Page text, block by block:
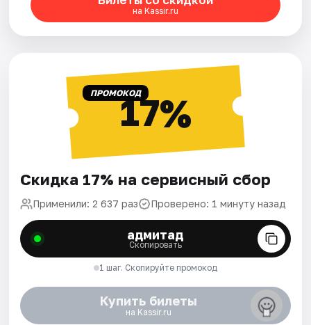
на Kassir.ru
ПРОМОКОД17%
Скидка 17% на сервисный сбор
Применили: 2 637 раз Проверено: 1 минуту назад
адмитад
Скопировать
1 шаг. Скопируйте промокод
Купить билеты
на Kassir.ru